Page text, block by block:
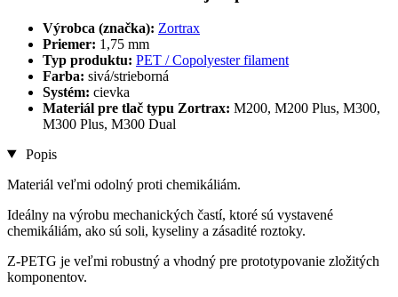
Výrobca (značka): Zortrax
Priemer: 1,75 mm
Typ produktu: PET / Copolyester filament
Farba: sivá/strieborná
Systém: cievka
Materiál pre tlač typu Zortrax: M200, M200 Plus, M300,
M300 Plus, M300 Dual
Popis
Materiál veľmi odolný proti chemikáliám.
Ideálny na výrobu mechanických častí, ktoré sú vystavené
chemikáliám, ako sú soli, kyseliny a zásadité roztoky.
Z-PETG je veľmi robustný a vhodný pre prototypovanie zložitých
komponentov.